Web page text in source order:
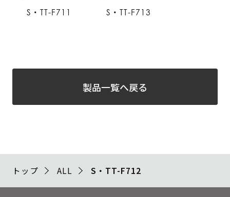
S・TT-F711 S・TT-F713
製品一覧へ戻る
トップ ALL S・TT-F712